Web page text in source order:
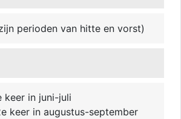
perioden van hitte en vorst)
keer in juni-juli
keer in augustus-september